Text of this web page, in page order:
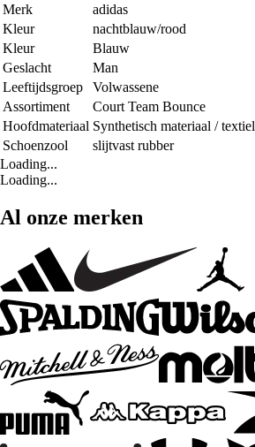
Merk
adidas
Kleur
nachtblauw/rood
Kleur
Blauw
Geslacht
Man
Leeftijdsgroep
Volwassene
Assortiment
Court Team Bounce
Hoofdmateriaal Synthetisch materiaal / textiel
Schoenzool
slijtvast rubber
Loading...
Loading...
Al onze merken